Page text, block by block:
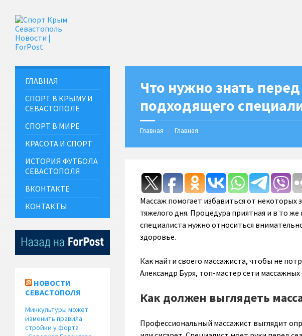
Что нужно знать
подходящего
Главная Главная
Массаж помогает избавиться от некоторых
тяжелого дня. Процедура приятная и в то
специалиста нужно относиться
здоровье.
Как найти своего массажиста, чтобы не
Александр Буря, топ-мастер сети массажных
Как должен выглядеть
Профессиональный массажист выглядит
ГЛАВНАЯ
СПОРТ В КРЫМУ И
СЕВАСТОПОЛЕ
СПОРТ В МИРЕ
КРАСОТА И СПОРТ
ИСТОРИЯ ФУТБОЛА
СЕВАСТОПОЛЯ
ВКОНТАКТЕ
КОНТАКТЫ
НОВОСТИ
СЕВАСТОПОЛЯ
Минкультуры может
изменить правила
стройки у форта